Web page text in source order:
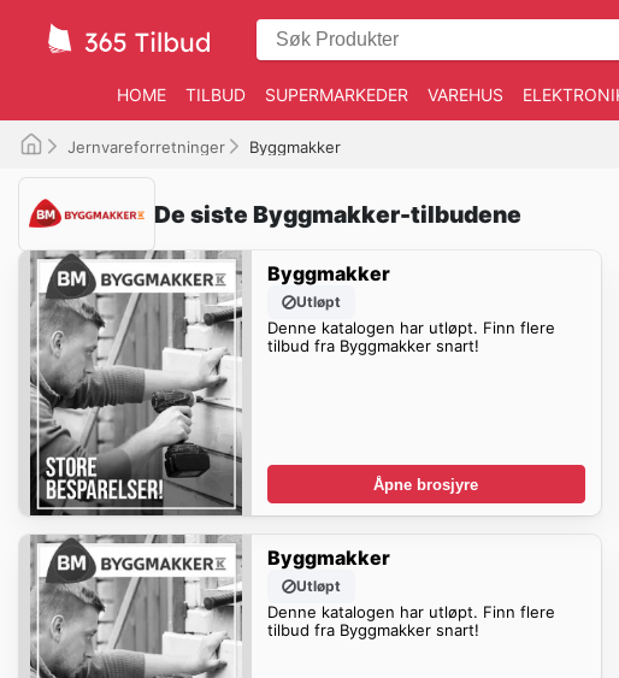
HOME TILBUD SUPERMARKEDER VAREHUS
Jernvareforretninger Byggmakker
De siste Byggmakker-tilbudene
Byggmakker
Utløpt
Denne katalogen har utløpt. Finn flere
tilbud fra Byggmakker snart!
Åpne brosjyre
Byggmakker
Utløpt
Denne katalogen har utløpt. Finn flere
tilbud fra Byggmakker snart!